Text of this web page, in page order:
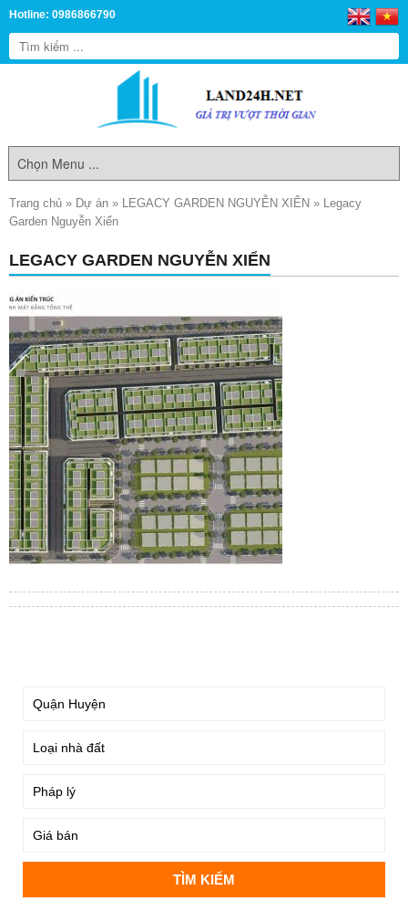
Hotline: 0986866790
Trang chủ » Dự án » LEGACY GARDEN NGUYỄN XIỂN » Legacy
Garden Nguyễn Xiển
LEGACY GARDEN NGUYỄN XIỂN